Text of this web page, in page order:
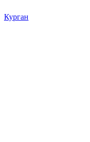
Курган